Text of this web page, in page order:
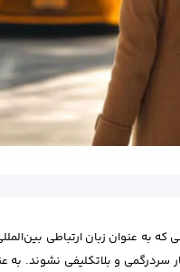
که به عنوان زبان ارتباطی
سردرگمی و بلاتکلیفی نشوند.